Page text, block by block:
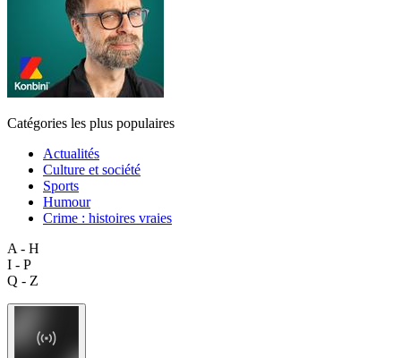
Catégories les plus populaires
Actualités
Culture et société
Sports
Humour
Crime : histoires vraies
A - H
I - P
Q - Z